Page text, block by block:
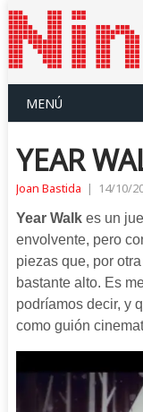
MENÚ
YEAR
Joan Bastida | 14/10/
Year Walkes un
envolvente, pero
piezas que, por
bastante alto. Es
podríamos decir, y
como guión